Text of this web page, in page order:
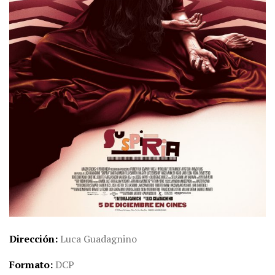
Dirección Luca Guadagnino
Formato DCP